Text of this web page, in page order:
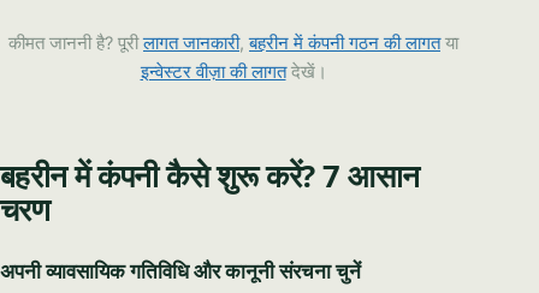
कीमत जाननी है? पूरीलागत जानकारी,बहरीन में कंपनी गठन की लागतया
इन्वेस्टर वीज़ा की लागतदेखें।
बहरीन में कंपनी कैसे शुरू करें? 7 आसान
चरण
अपनी व्यावसायिक गतिविधि और कानूनी संरचना चुनें
of business activity are you planning?
PHONE / WHATSAPP